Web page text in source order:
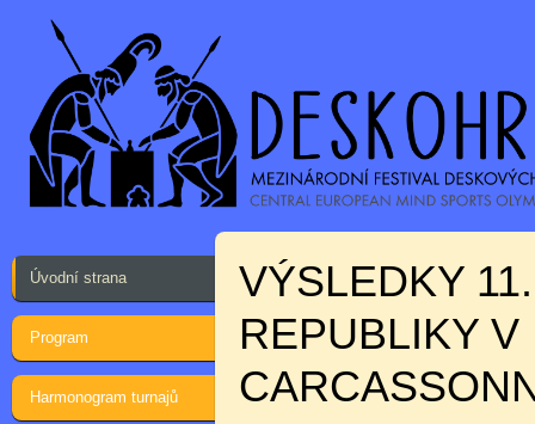
Úvodní strana
Program
Harmonogram turnajů
VÝSLEDKY
REPUBLIKY V